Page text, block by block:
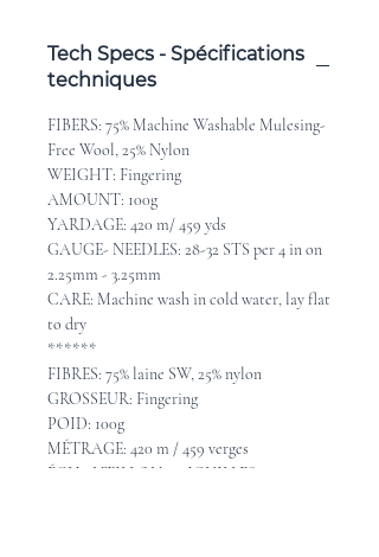
Tech Specs - Spécifications
techniques
FIBERS: 75% Machine Washable Mulesing-
Free Wool, 25% Nylon
WEIGHT: Fingering
AMOUNT: 100g
YARDAGE: 420 m/ 459 yds
GAUGE- NEEDLES: 28-32 STS per 4 in on
2.25mm - 3.25mm
CARE: Machine wash in cold water, lay flat
to dry
******
FIBRES: 75% laine SW, 25% nylon
GROSSEUR: Fingering
POID: 100g
MÉTRAGE: 420 m / 459 verges
ÉCHANTILLON - AIGUILLES: 28-32